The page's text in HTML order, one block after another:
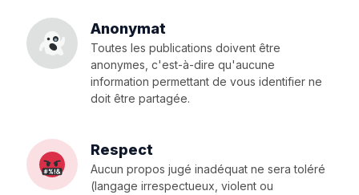
Anonymat
Toutes les publications doivent être
anonymes, c'est-à-dire qu'aucune
information permettant de vous identifier ne
doit être partagée.
Respect
Aucun propos jugé inadéquat ne sera toléré
(langage irrespectueux, violent ou